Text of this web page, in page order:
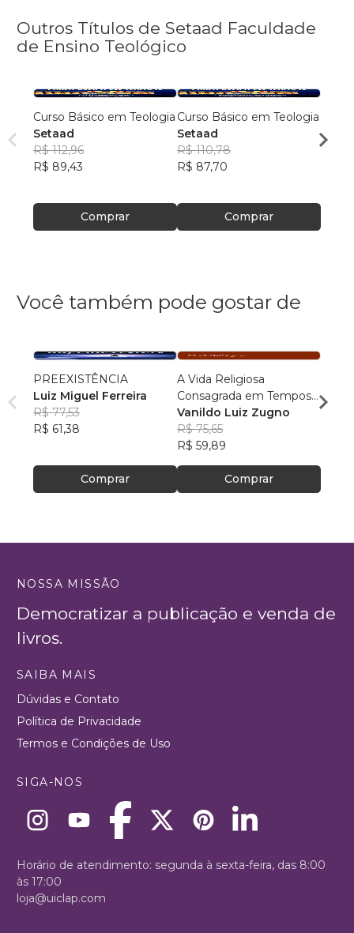
Outros Títulos de Setaad Faculdade
de Ensino Teológico
Curso Básico em Teologia
Setaad
R$ 112,96
R$ 89,43
Comprar
Curso Básico em Teologia
Setaad
R$ 110,78
R$ 87,70
Comprar
R$
Você também pode gostar de
PREEXISTÊNCIA
Luiz Miguel Ferreira
R$ 77,53
R$ 61,38
Comprar
A Vida Religiosa
Consagrada em Tempos
de Papa Francisco
Vanildo Luiz Zugno
R$ 75,65
R$ 59,89
Comprar
NOSSA MISSÃO
Democratizar a publicação e venda de
livros.
SAIBA MAIS
Dúvidas e Contato
Política de Privacidade
Termos e Condições de Uso
SIGA-NOS
Horário de atendimento: segunda à sexta-feira, das 8:00
às 17:00
loja@uiclap.com